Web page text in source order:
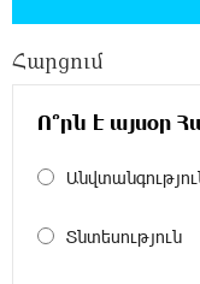
ՌԴ-ն
19:07:40
Հարցում
Ո՞րն է այսօր
Տնտեսություն